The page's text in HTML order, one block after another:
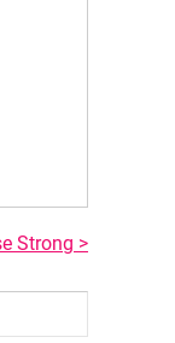
Strong >